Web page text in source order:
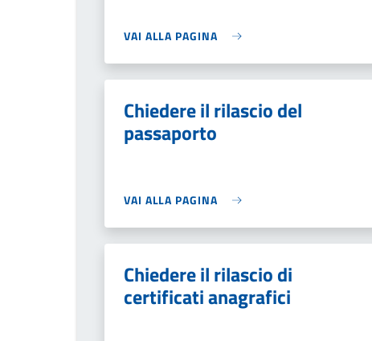
VAI ALLA PAGINA
Chiedere il rilascio del
passaporto
VAI ALLA PAGINA
Chiedere il rilascio di
certificati anagrafici